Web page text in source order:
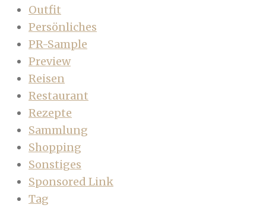
Outfit
Persönliches
PR-Sample
Preview
Reisen
Restaurant
Rezepte
Sammlung
Shopping
Sonstiges
Sponsored Link
Tag